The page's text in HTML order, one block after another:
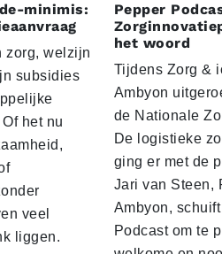
minimis:
zorg, welzijn
subsidies
het nu
veel
liggen.
Pepper
het woord
Tijdens Zorg &
Ambyon
de Nationale
De logistieke
ging er met de
Jari van Steen,
Ambyon,
Podcast om te